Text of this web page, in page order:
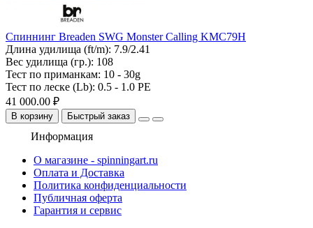
Спиннинг Breaden SWG Monster Calling KMC79H
Длина удилища (ft/m): 7.9/2.41
Вес удилища (гр.): 108
Тест по приманкам: 10 - 30g
Тест по леске (Lb): 0.5 - 1.0 PE
41 000.00 ₽
В корзину Быстрый заказ
Информация
О магазине - spinningart.ru
Оплата и Доставка
Политика конфиденциальности
Публичная оферта
Гарантия и сервис